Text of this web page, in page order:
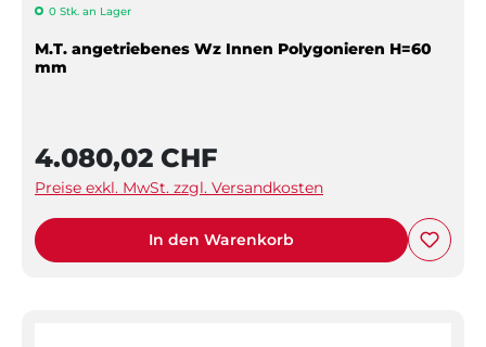
0 Stk. an Lager
M.T. angetriebenes Wz Innen Polygonieren H=60
mm
4.080,02 CHF
Preise exkl. MwSt. zzgl. Versandkosten
In den Warenkorb